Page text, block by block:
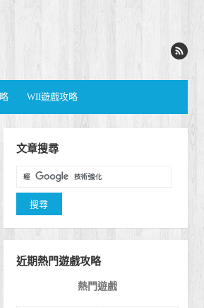
WII遊戲攻略
文章搜尋
近期熱門遊戲攻略
熱門遊戲